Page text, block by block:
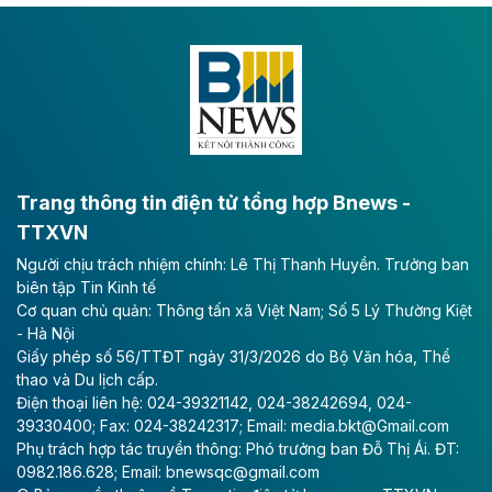
VNG sớm vượt kế hoạch lợi nhuận năm
CTCP Tập đoàn VNG công bố kết quả quý II với
lần cùng kỳ.
Theo vietnamfinance.vn
VinEnergo của tỷ phú Phạm Nhật Vượng
đăng ký đầu tư dự án điện gió 9.100 tỷ
đồng tại Quảng Trị
Công ty Cổ phần Năng lượng VinEnergo là nhà đầu tư
duy nhất nộp hồ sơ đăng ký thực hiện Dự án Nhà máy
Điện gió Halcom Hồng Đức tại Quảng Trị với tổng vốn
đầu tư hơn 9.127 tỷ đồng.
Trang thông tin điện tử tổng hợp Bnews -
TTXVN
Người chịu trách nhiệm chính: Lê Thị Thanh Huyền. Trưởng ban
biên tập Tin Kinh tế
Cơ quan chủ quản: Thông tấn xã Việt Nam; Số 5 Lý Thường Kiệt
- Hà Nội
Giấy phép số 56/TTĐT ngày 31/3/2026 do Bộ Văn hóa, Thể
thao và Du lịch cấp.
Điện thoại liên hệ: 024-39321142, 024-38242694, 024-
39330400; Fax: 024-38242317; Email: media.bkt@Gmail.com
Phụ trách hợp tác truyền thông: Phó trưởng ban Đỗ Thị Ái. ĐT:
0982.186.628; Email: bnewsqc@gmail.com